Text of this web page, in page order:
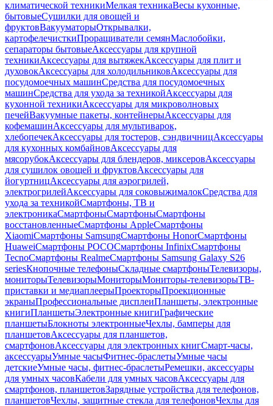
климатической техникиМелкая техникаВесы кухонные,
бытовыеСушилки для овощей и
фруктовВакууматорыОткрывалки,
картофелечисткиПроращиватели семянМаслобойки,
сепараторы бытовыеАксессуары для крупной
техникиАксессуары для вытяжекАксессуары для плит и
духовокАксессуары для холодильниковАксессуары для
посудомоечных машинСредства для посудомоечных
машинСредства для ухода за техникойАксессуары для
кухонной техникиАксессуары для микроволновых
печейВакуумные пакеты, контейнерыАксессуары для
кофемашинАксессуары для мультиварок,
хлебопечекАксессуары для тостеров, сэндвичницАксессуары
для кухонных комбайновАксессуары для
мясорубокАксессуары для блендеров, миксеровАксессуары
для сушилок овощей и фруктовАксессуары для
йогуртницАксессуары для аэрогрилей,
электрогрилейАксессуары для соковыжималокСредства для
ухода за техникойСмартфоны, ТВ и
электроникаСмартфоныСмартфоныСмартфоны
восстановленныеСмартфоны AppleСмартфоны
XiaomiСмартфоны SamsungСмартфоны HonorСмартфоны
HuaweiСмартфоны POCOСмартфоны InfinixСмартфоны
TecnoСмартфоны RealmeСмартфоны Samsung Galaxy S26
seriesКнопочные телефоныСкладные смартфоныТелевизоры,
мониторыТелевизорыМониторыМониторы-телевизорыТВ-
приставки и медиаплеерыПроекторыПроекционные
экраныПрофессиональные дисплеиПланшеты, электронные
книгиПланшетыЭлектронные книгиГрафические
планшетыБлокноты электронныеЧехлы, бамперы для
планшетовАксессуары для планшетов,
смартфоновАксессуары для электронных книгСмарт-часы,
аксессуарыУмные часыФитнес-браслетыУмные часы
детскиеУмные часы, фитнес-браслетыРемешки, аксессуары
для умных часовКабели для умных часовАксессуары для
смартфонов, планшетовЗарядные устройства для телефонов,
планшетовЧехлы, защитные стекла для телефоновЧехлы для